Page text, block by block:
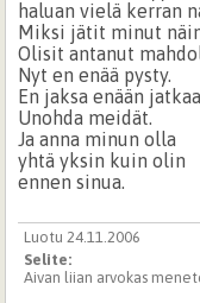
haluan vielä kerran
Miksi jätit minut
Olisit antanut
Nyt en enää pysty.
En jaksa enään jatkaa.
Unohda meidät.
Ja anna minun olla
yhtä yksin kuin olin
ennen sinua.
Luotu 24.11.2006
Selite:
Aivan liian arvokas